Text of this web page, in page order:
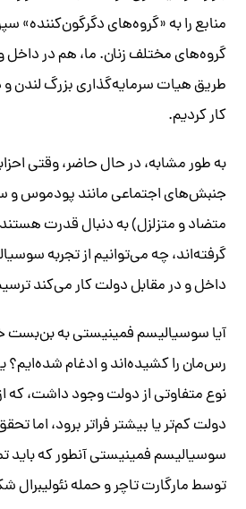
منابع را به «گروه‌های دگرگون‌کننده»
گروه‌های مختلف زنان. ما، هم در داخل و
طریق هیات سرمایه‌گذاری بزرگ لندن و
کار کردیم.
به طور مشابه، در حال حاضر، وقتی
جنبش‌های اجتماعی مانند پودموس و
متضاد و متزلزل) ‏به دنبال قدرت
گرفته‌اند، چه می‌توانیم از تجربه
داخل و در مقابل دولت کار می‌کند
آیا سوسیالیسم فمینیستی به بن‌بست
رس‌مان را کشیده‌اند و ادغام شده‌ایم؟
نوع متفاوتی از دولت وجود داشت، که
دولت کم‌تر یا بیشتر فراتر برود، اما
سوسیالیسم فمینیستی آنطور که باید
توسط مارگارت تاچر و حمله